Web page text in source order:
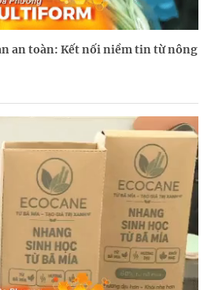
an toàn: Kết nối niềm tin từ nông